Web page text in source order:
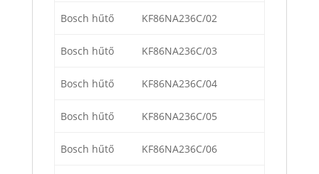
Bosch hűtő KF86NA236C/02
Bosch hűtő KF86NA236C/03
Bosch hűtő KF86NA236C/04
Bosch hűtő KF86NA236C/05
Bosch hűtő KF86NA236C/06